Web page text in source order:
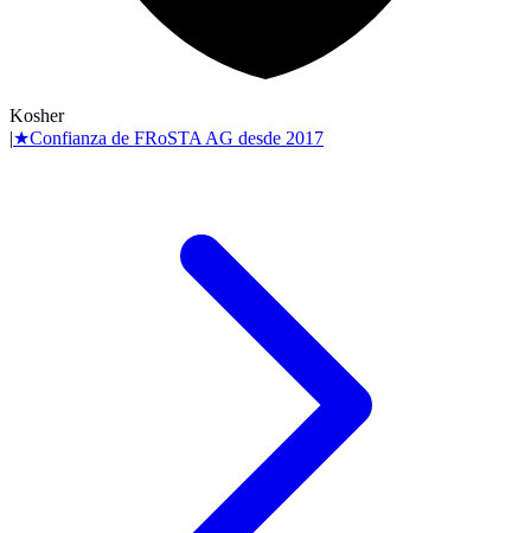
Kosher
|★Confianza de FRoSTA AG desde 2017